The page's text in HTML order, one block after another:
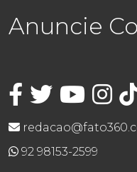
Anuncie
92 98153-2599